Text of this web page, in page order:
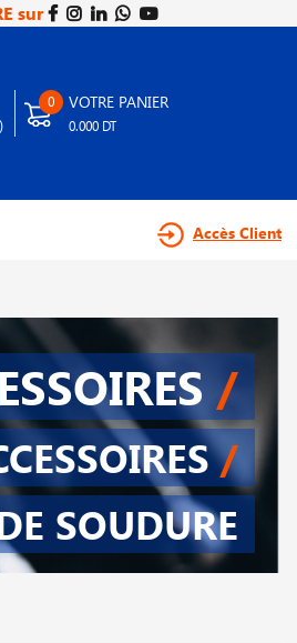
sur
0 VOTRE PANIER
0.000 DT
Accès Client
/
/
SOUDURE